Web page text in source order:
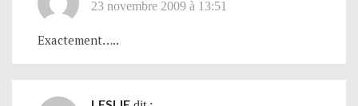
23 novembre 2009 à 13:51
Exactement…..